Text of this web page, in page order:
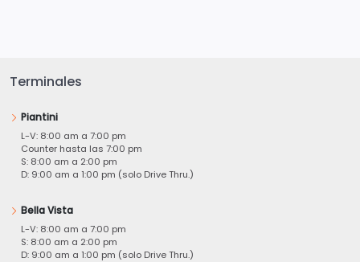
Terminales
Piantini
L-V: 8:00 am a 7:00 pm
Counter hasta las 7:00 pm
S: 8:00 am a 2:00 pm
D: 9:00 am a 1:00 pm (solo Drive Thru.)
Bella Vista
L-V: 8:00 am a 7:00 pm
S: 8:00 am a 2:00 pm
D: 9:00 am a 1:00 pm (solo Drive Thru.)